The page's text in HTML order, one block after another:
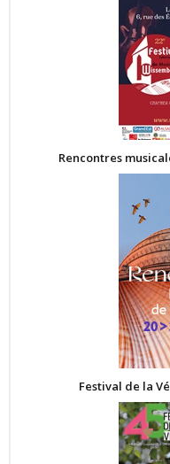
Rencontres
Festival de la